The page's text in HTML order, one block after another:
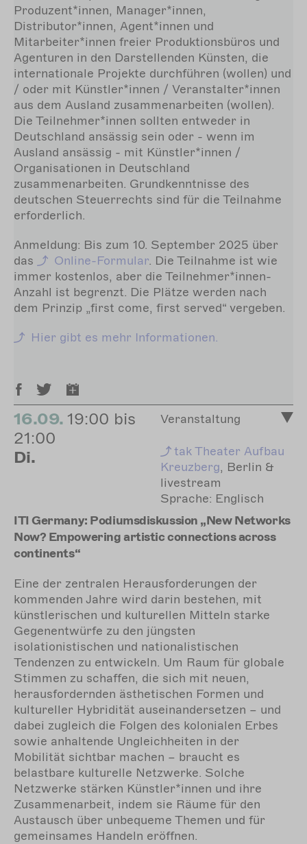
Produzent*innen, Manager*innen,
Distributor*innen, Agent*innen und
Mitarbeiter*innen freier Produktionsbüros und
Agenturen in den Darstellenden Künsten, die
internationale Projekte durchführen (wollen) und
/ oder mit Künstler*innen / Veranstalter*innen
aus dem Ausland zusammenarbeiten (wollen).
Die Teilnehmer*innen sollten entweder in
Deutschland ansässig sein oder - wenn im
Ausland ansässig - mit Künstler*innen /
Organisationen in Deutschland
zusammenarbeiten. Grundkenntnisse des
deutschen Steuerrechts sind für die Teilnahme
erforderlich.
Anmeldung: Bis zum 10. September 2025 über
das
Online-Formular. Die Teilnahme ist wie
immer kostenlos, aber die Teilnehmer*innen-
Anzahl ist begrenzt. Die Plätze werden nach
dem Prinzip „first come, first served“ vergeben.
Hier gibt es mehr Informationen.
16.09. 19:00 bis
21:00
Di.
Veranstaltung
takTheater Aufbau
Kreuzberg, Berlin &
livestream
Sprache: Englisch
ITI Germany: Podiumsdiskussion „New Networks
Now? Empowering artistic connections across
continents“
Eine der zentralen Herausforderungen der
kommenden Jahre wird darin bestehen, mit
künstlerischen und kulturellen Mitteln starke
Gegenentwürfe zu den jüngsten
isolationistischen und nationalistischen
Tendenzen zu entwickeln. Um Raum für globale
Stimmen zu schaffen, die sich mit neuen,
herausfordernden ästhetischen Formen und
kultureller Hybridität auseinandersetzen – und
dabei zugleich die Folgen des kolonialen Erbes
sowie anhaltende Ungleichheiten in der
Mobilität sichtbar machen – braucht es
belastbare kulturelle Netzwerke. Solche
Netzwerke stärken Künstler*innen und ihre
Zusammenarbeit, indem sie Räume für den
Austausch über unbequeme Themen und für
gemeinsames Handeln eröffnen.